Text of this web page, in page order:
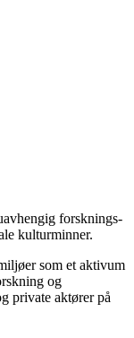
forsknings-
kulturminner.
som et aktivum
og
private aktører på